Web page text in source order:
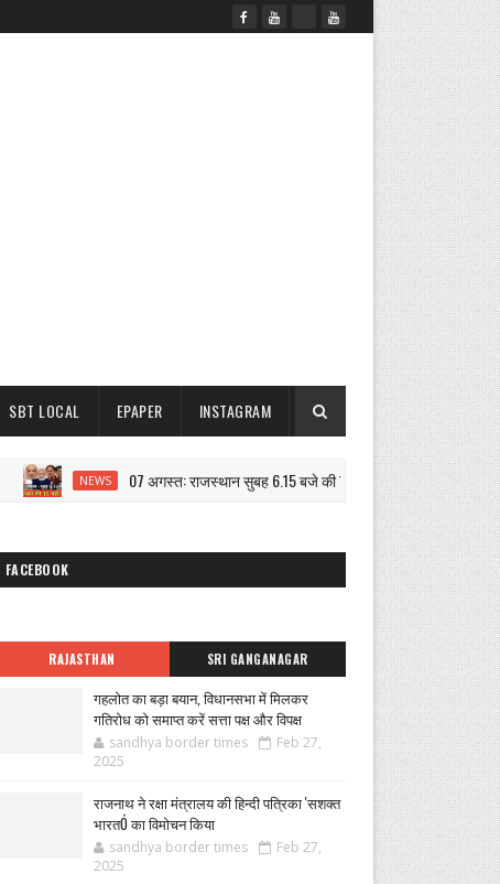
SBT LOCAL EPAPER INSTAGRAM
NEWS 07 अगस्त: राजस्थान सुबह 6.15 बजे की 15 बड़ी खबरें | SBT News
FACEBOOK
RAJASTHAN SRI GANGANAGAR
गहलोत का बड़ा बयान, विधानसभा में मिलकर
गतिरोध को समाप्त करें सत्ता पक्ष और विपक्ष
sandhya border times
Feb 27,
2025
राजनाथ ने रक्षा मंत्रालय की हिन्दी पत्रिका 'सशक्त
भारतÓ का विमोचन किया
sandhya border times
Feb 27,
2025